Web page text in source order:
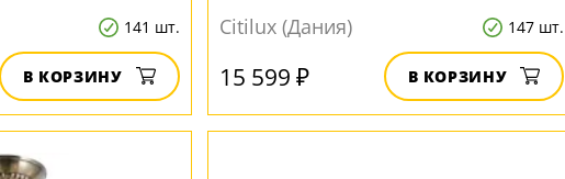
141 шт.
В КОРЗИНУ
Citilux (Дания)
147 шт.
15 599 ₽ В КОРЗИНУ